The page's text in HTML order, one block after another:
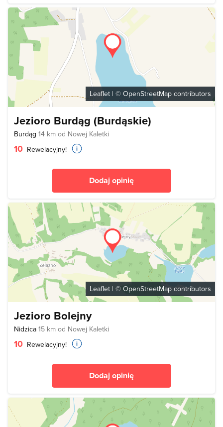
Leaflet | © OpenStreetMap contributors
Jezioro Burdąg (Burdąskie)
Burdąg 14 km od Nowej Kaletki
10 Rewelacyjny!
Dodaj opinię
Leaflet | © OpenStreetMap contributors
Jezioro Bolejny
Nidzica 15 km od Nowej Kaletki
10 Rewelacyjny!
Dodaj opinię